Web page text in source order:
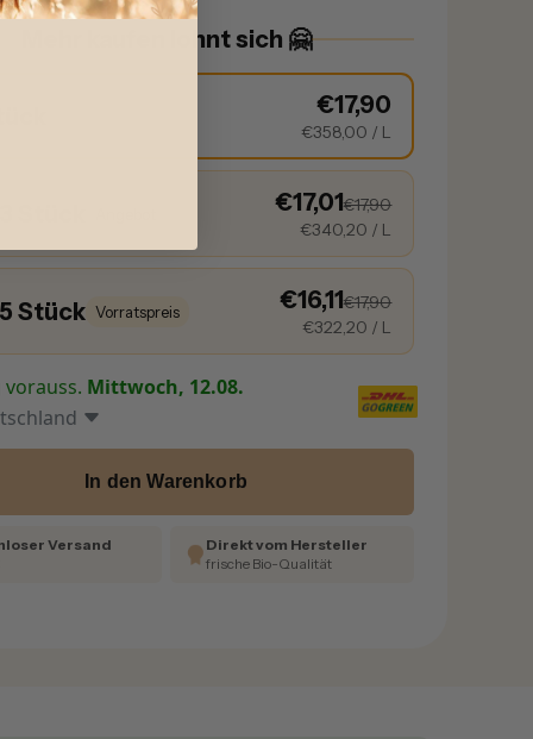
Mehr kaufen lohnt sich 🤗
€17,90
€358,00 / L
€17,01€17,90
€340,20 / L
Stück Vorratspreis €16,11€17,90
€322,20 / L
Mittwoch, 12.08.
In den Warenkorb
Versand
Direkt vom Hersteller
frische Bio-Qualität